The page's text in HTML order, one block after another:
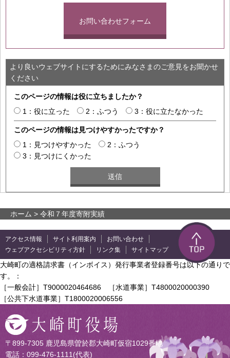
お問い合わせフォーム
より良いウェブサイトにするためにみなさまのご意見をお聞かせ
ください
このページの情報は役に立ちましたか？
1：役に立った
2：ふつう 3：役に立たなかった
このページの情報は見つけやすかったですか？
1：見つけやすかった
2：ふつう
3：見つけにくかった
ホーム > 令和７年度寄附実績
アクセス情報 サイト利用案内
お問い合わせ
ウェブアクセシビリティ方針
リンク集 サイトマップ
大崎町の適格請求書（インボイス）発行事業者登録番号は以下の通りで
す。：
［一般会計］T9000020464686 ［水道事業］T4800020000390
［公共下水道事業］T1800020006556
〒899-7305 鹿児島県曽於郡大崎町仮宿1029番地
電話：099-476-1111(代表)